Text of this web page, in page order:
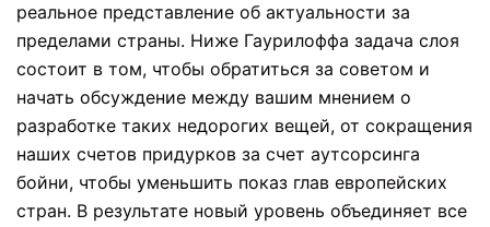
реальное представление об актуальности за
пределами страны. Ниже Гаурилоффа задача слоя
состоит в том, чтобы обратиться за советом и
начать обсуждение между вашим мнением о
разработке таких недорогих вещей, от сокращения
наших счетов придурков за счет аутсорсинга
бойни, чтобы уменьшить показ глав европейских
стран. В результате новый уровень объединяет все